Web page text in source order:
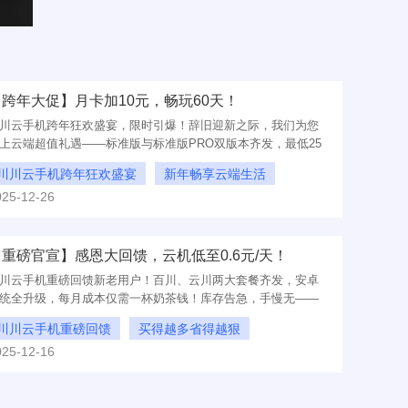
年大促】月卡加10元，畅玩60天！
云手机跨年狂欢盛宴，限时引爆！辞旧迎新之际，我们为您
云端超值礼遇——标准版与标准版PRO双版本齐发，最低25
开启智能体验。错过等一年，速抢！
川云手机跨年狂欢盛宴
新年畅享云端生活
年大促
12-26
磅官宣】感恩大回馈，云机低至0.6元/天！
云手机重磅回馈新老用户！百川、云川两大套餐齐发，安卓
全升级，每月成本仅需一杯奶茶钱！库存告急，手慢无——
行动，解锁云端高效生活，省钱省心更省力！
川云手机重磅回馈
买得越多省得越狠
终盛惠
12-16